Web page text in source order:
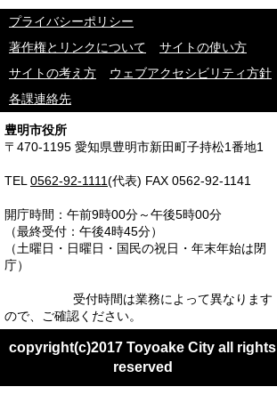
プライバシーポリシー
著作権とリンクについて
サイトの使い方
サイトの考え方
ウェブアクセシビリティ方針
各課連絡先
豊明市役所
〒470-1195 愛知県豊明市新田町子持松1番地1
TEL 0562-92-1111(代表) FAX 0562-92-1141
開庁時間：午前9時00分～午後5時00分
（最終受付：午後4時45分）
（土曜日・日曜日・国民の祝日・年末年始は閉
庁）
受付時間は業務によって異なります
ので、ご確認ください。
copyright(c)2017 Toyoake City all rights
reserved